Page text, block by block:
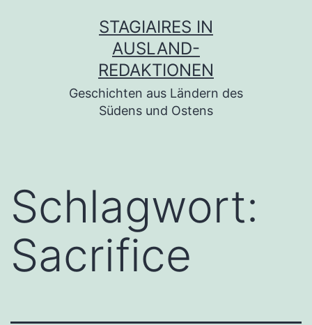
STAGIAIRES IN
AUSLAND-
REDAKTIONEN
Geschichten aus Ländern des
Südens und Ostens
Schlagwort:
Sacrifice